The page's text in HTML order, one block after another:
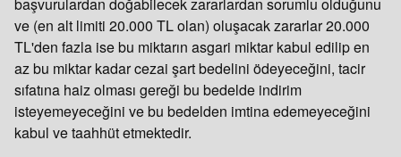
ve (en alt limiti 20.000 TL olan) oluşacak zararlar 20.000
TL'den fazla ise bu miktarın asgari miktar kabul edilip en
az bu miktar kadar cezai şart bedelini ödeyeceğini, tacir
sıfatına haiz olması gereği bu bedelde indirim
isteyemeyeceğini ve bu bedelden imtina edemeyeceğini
kabul ve taahhüt etmektedir.